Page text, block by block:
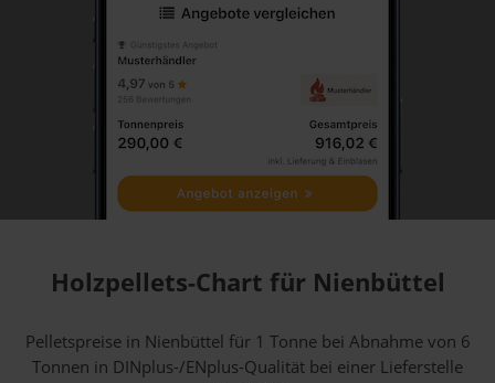
Holzpellets-Chart für Nienbüttel
Pelletspreise in Nienbüttel für 1 Tonne bei Abnahmevon 6
Tonnen in DINplus-/ENplus-Qualität bei einer Lieferstelle